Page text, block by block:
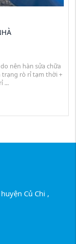
rò rỉ ...
Củ Chi ,